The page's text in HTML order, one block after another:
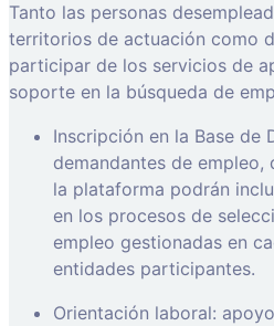
Tanto las personas
territorios de actuación como
participar de los servicios de
soporte en la búsqueda de
Inscripción en la Base de
demandantes de
la plataforma podrán
en los procesos de
empleo gestionadas en
entidades participantes.
Orientación laboral: